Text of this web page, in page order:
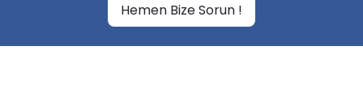
Hemen Bize Sorun !